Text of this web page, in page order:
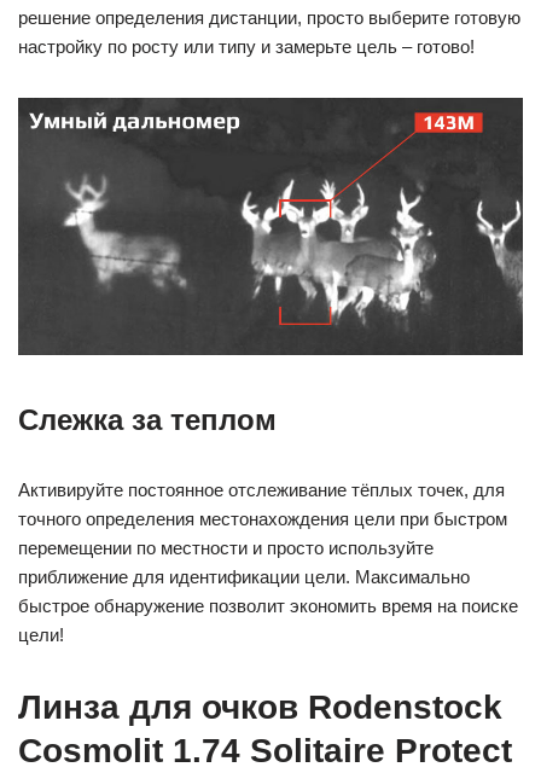
решение определения дистанции, просто выберите готовую
настройку по росту или типу и замерьте цель – готово!
Слежка за теплом
Активируйте постоянное отслеживание тёплых точек, для
точного определения местонахождения цели при быстром
перемещении по местности и просто используйте
приближение для идентификации цели. Максимально
быстрое обнаружение позволит экономить время на поиске
цели!
Линза для очков Rodenstock
Cosmolit 1.74 Solitaire Protect